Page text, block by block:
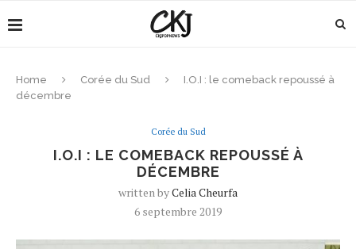
Home Corée du Sud
I.O.I : le comeback repoussé à
décembre
Corée du Sud
I.O.I : LE COMEBACK REPOUSSÉ À
DÉCEMBRE
written byCelia Cheurfa
6 septembre 2019